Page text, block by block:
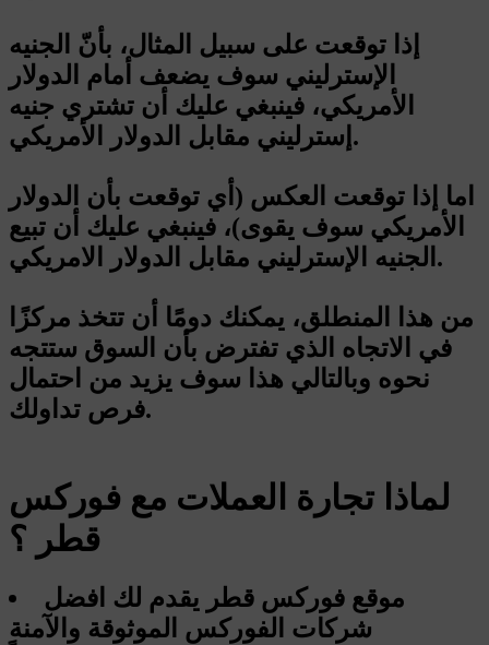
إذا توقعت على سبيل المثال، بأنّ الجنيه
الإسترليني سوف يضعف أمام الدولار
الأمريكي، فينبغي عليك أن تشتري جنيه
إسترليني مقابل الدولار الأمريكي.
اما إذا توقعت العكس (أي توقعت بأن الدولار
الأمريكي سوف يقوى)، فينبغي عليك أن تبيع
الجنيه الإسترليني مقابل الدولار الامريكي.
من هذا المنطلق، يمكنك دومًا أن تتخذ مركزًا
في الاتجاه الذي تفترض بأن السوق ستتجه
نحوه وبالتالي هذا سوف يزيد من احتمال
فرص تداولك.
لماذا تجارة العملات مع فوركس
قطر ؟
موقع فوركس قطر يقدم لك افضل
شركات الفوركس الموثوقة والآمنة